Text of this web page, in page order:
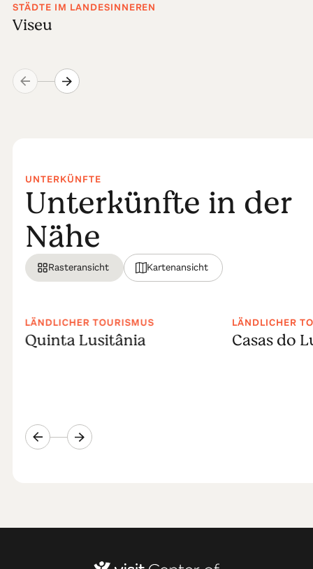
STÄDTE IM LANDESINNEREN
Viseu
UNTERKÜNFTE
Unterkünfte in der
Nähe
Rasteransicht Kartenansicht
LÄNDLICHER TOURISMUS
Quinta Lusitânia
LÄNDLICHER
Casas do